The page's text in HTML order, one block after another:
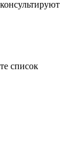
список